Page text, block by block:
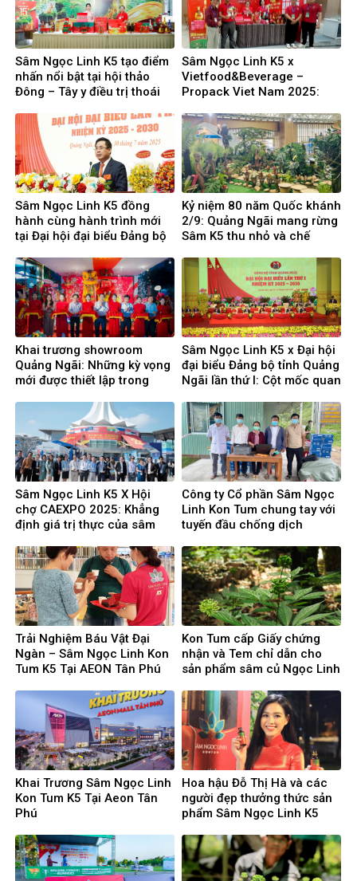
Sâm Ngọc Linh K5 tạo điểm
nhấn nổi bật tại hội thảo
Đông – Tây y điều trị thoái
Sâm Ngọc Linh K5 x
Vietfood&Beverage –
Propack Viet Nam 2025:
ngành F&B Việt Nam
Sâm Ngọc Linh K5 đồng
hành cùng hành trình mới
tại Đại hội đại biểu Đảng bộ
Kỷ niệm 80 năm Quốc khánh
2/9: Quảng Ngãi mang rừng
Sâm K5 thu nhỏ và chế
đô
Khai trương showroom
Quảng Ngãi: Những kỳ vọng
mới được thiết lập trong
khỏe khách hàng
Sâm Ngọc Linh K5 x Đại hội
đại biểu Đảng bộ tỉnh Quảng
Ngãi lần thứ I: Cột mốc quan
nguyên mới
Sâm Ngọc Linh K5 X Hội
chợ CAEXPO 2025: Khẳng
định giá trị thực của sâm
quốc tế
Công ty Cổ phần Sâm Ngọc
Linh Kon Tum chung tay với
tuyến đầu chống dịch
Trải Nghiệm Báu Vật Đại
Ngàn – Sâm Ngọc Linh Kon
Tum K5 Tại AEON Tân Phú
Kon Tum cấp Giấy chứng
nhận và Tem chỉ dẫn cho
sản phẩm sâm củ Ngọc Linh
Khai Trương Sâm Ngọc Linh
Kon Tum K5 Tại Aeon Tân
Phú
Hoa hậu Đỗ Thị Hà và các
người đẹp thưởng thức sản
phẩm Sâm Ngọc Linh K5